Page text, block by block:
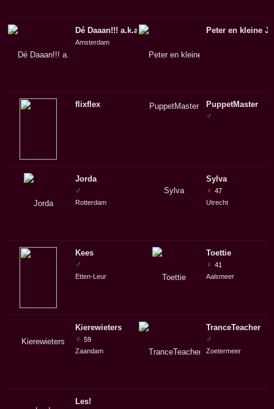
Dé Daaan!!! a.k.a. The Fairy Wicked....
Amsterdam
flixflex
Jorda
♂
Rotterdam
Kees
♂
Etten-Leur
Kierewieters
♀ 59
Zaandam
Les!
Peter en kleine
PuppetMaster
♂
Sylva
♀ 47
Utrecht
Toettie
♀ 41
Aalsmeer
TranceTeacher
♂
Zoetermeer